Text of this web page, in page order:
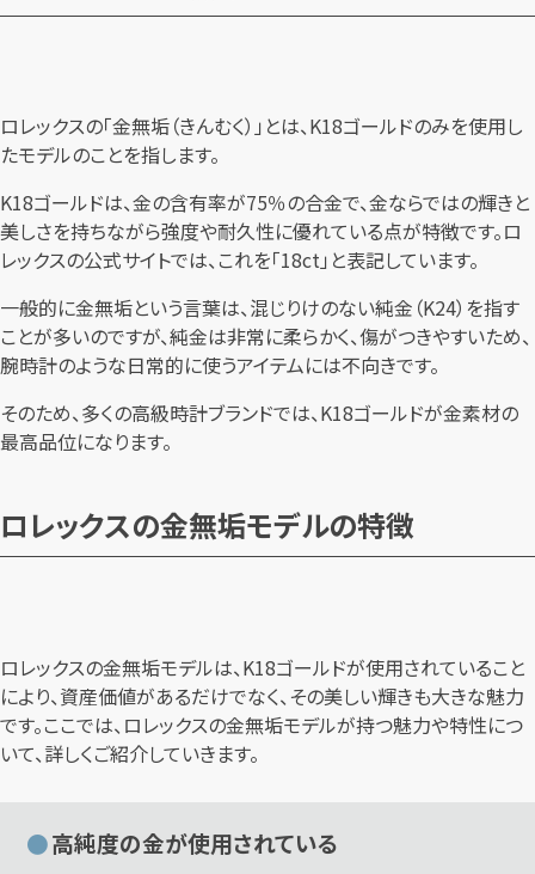
ロレックスの「金無垢（きんむく）」とは、K18ゴールドのみを使用し
たモデルのことを指します。
K18ゴールドは、金の含有率が75％の合金で、金ならではの輝きと
美しさを持ちながら強度や耐久性に優れている点が特徴です。ロ
レックスの公式サイトでは、これを「18ct」と表記しています。
一般的に金無垢という言葉は、混じりけのない純金（K24）を指す
ことが多いのですが、純金は非常に柔らかく、傷がつきやすいため、
腕時計のような日常的に使うアイテムには不向きです。
そのため、多くの高級時計ブランドでは、K18ゴールドが金素材の
最高品位になります。
ロレックスの金無垢モデルの特徴
ロレックスの金無垢モデルは、K18ゴールドが使用されていること
により、資産価値があるだけでなく、その美しい輝きも大きな魅力
です。ここでは、ロレックスの金無垢モデルが持つ魅力や特性につ
いて、詳しくご紹介していきます。
高純度の金が使用されている